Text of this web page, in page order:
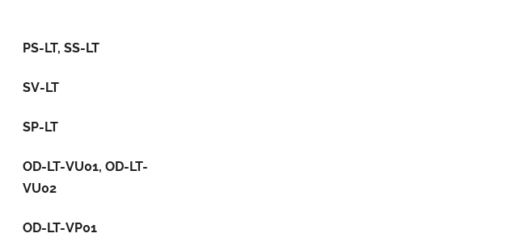
PS-LT, SS-LT
SV-LT
SP-LT
OD-LT-VU01, OD-LT-
VU02
OD-LT-VP01